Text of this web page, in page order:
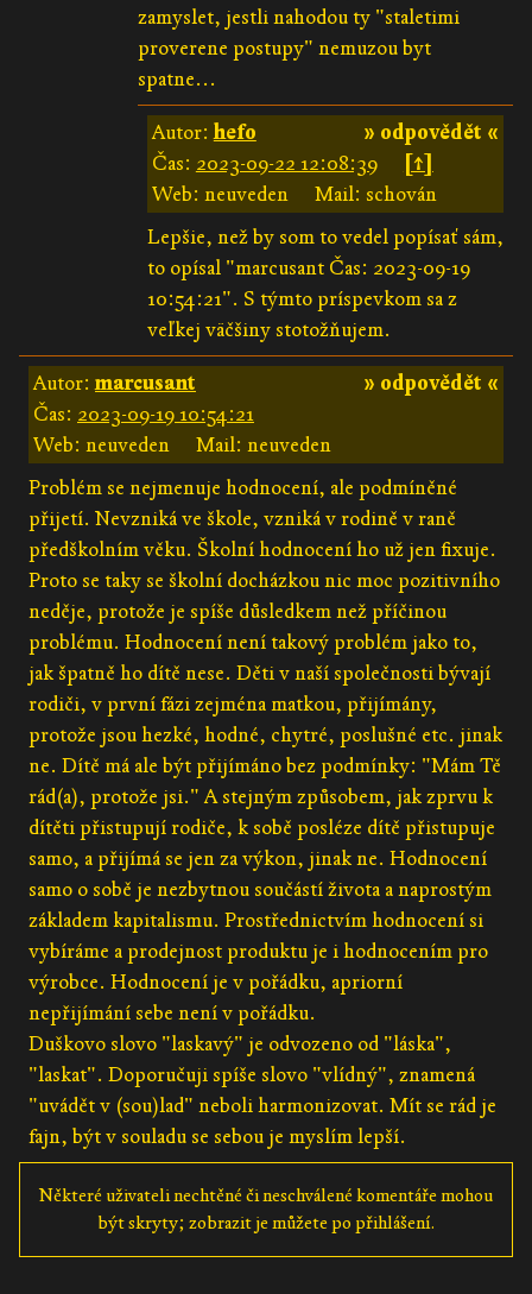
zamyslet, jestli nahodou ty "staletimi
proverene postupy" nemuzou byt
spatne...
» odpovědět «
Autor:hefo
Čas: 2023-09-22 12:08:39
[↑]
Web: neuveden
Mail: schován
Lepšie, než by som to vedel popísať sám,
to opísal "marcusant Čas: 2023-09-19
10:54:21". S týmto príspevkom sa z
veľkej väčšiny stotožňujem.
» odpovědět «
Autor:marcusant
Čas: 2023-09-19 10:54:21
Web: neuveden
Mail: neuveden
Problém se nejmenuje hodnocení, ale podmíněné
přijetí. Nevzniká ve škole, vzniká v rodině v raně
předškolním věku. Školní hodnocení ho už jen fixuje.
Proto se taky se školní docházkou nic moc pozitivního
neděje, protože je spíše důsledkem než příčinou
problému. Hodnocení není takový problém jako to,
jak špatně ho dítě nese. Děti v naší společnosti bývají
rodiči, v první fázi zejména matkou, přijímány,
protože jsou hezké, hodné, chytré, poslušné etc. jinak
ne. Dítě má ale být přijímáno bez podmínky: "Mám Tě
rád(a), protože jsi." A stejným způsobem, jak zprvu k
dítěti přistupují rodiče, k sobě posléze dítě přistupuje
samo, a přijímá se jen za výkon, jinak ne. Hodnocení
samo o sobě je nezbytnou součástí života a naprostým
základem kapitalismu. Prostřednictvím hodnocení si
vybíráme a prodejnost produktu je i hodnocením pro
výrobce. Hodnocení je v pořádku, apriorní
nepřijímání sebe není v pořádku.
Duškovo slovo "laskavý" je odvozeno od "láska",
"laskat". Doporučuji spíše slovo "vlídný", znamená
"uvádět v (sou)lad" neboli harmonizovat. Mít se rád je
fajn, být v souladu se sebou je myslím lepší.
Některé uživateli nechtěné či neschválené komentáře mohou
být skryty; zobrazit je můžete po přihlášení.